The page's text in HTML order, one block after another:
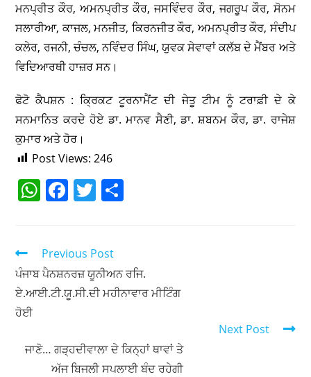
ਮਨਪ੍ਰੀਤ ਕੌਰ, ਅਮਨਪ੍ਰੀਤ ਕੌਰ, ਜਸਵਿੰਦਰ ਕੌਰ, ਜਗਰੂਪ ਕੌਰ, ਸੋਨਮ
ਸਲਾਰੀਆ, ਕਾਜਲ, ਮਨਜੀਤ, ਕਿਰਨਜੀਤ ਕੌਰ, ਅਮਨਪ੍ਰੀਤ ਕੌਰ, ਸੰਦੀਪ
ਕਲੇਰ, ਰਜਨੀ, ਚੰਚਲ, ਨਵਿੰਦਰ ਸਿੰਘ, ਯੁਵਕ ਸੇਵਾਵਾਂ ਕਲੱਬ ਦੇ ਮੈਂਬਰ ਅਤੇ
ਵਿਦਿਆਰਥੀ ਹਾਜ਼ਰ ਸਨ।
ਫੋਟੋ ਕੈਪਸ਼ਨ : ਕ੍ਰਿਕਟ ਟੂਰਨਾਮੈਂਟ ਦੀ ਜੇਤੂ ਟੀਮ ਨੂੰ ਟਰਾਫ਼ੀ ਦੇ ਕੇ
ਸਨਮਾਨਿਤ ਕਰਦੇ ਹੋਏ ਡਾ. ਮਾਨਵ ਸੈਣੀ, ਡਾ. ਸ਼ਬਨਮ ਕੌਰ, ਡਾ. ਰਾਜੇਸ਼
ਕੁਮਾਰ ਅਤੇ ਹੋਰ।
Post Views: 246
W
s
A
p
F
e
b
o
k
T
er
Previous Post
ਪੰਜਾਬ ਪੈਨਸ਼ਨਰਜ਼ ਯੂਨੀਅਨ ਰਜਿ.
ਏ.ਆਈ.ਟੀ.ਯੂ.ਸੀ.ਦੀ ਮਹੀਨਾਵਾਰ ਮੀਟਿੰਗ
ਹੋਈ
Next Post
ਜਾਣੋ… ਗੜ੍ਹਦੀਵਾਲਾ ਦੇ ਕਿਨ੍ਹਾਂ ਥਾਵਾਂ ਤੇ
ਅੱਜ ਬਿਜਲੀ ਸਪਲਾਈ ਬੰਦ ਰਹੇਗੀ